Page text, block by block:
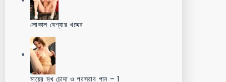
লোকাল বেশ্যার খদ্দের
মায়ের মুখ চোদা ও প্রস্রাব পান – 1